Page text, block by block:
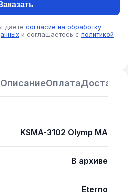
даете согласие на обработку
и соглашаетесь с политикой
ОписаниеОплатаДоставка
KSMA-3102 Olymp MA
В архиве
Eterno